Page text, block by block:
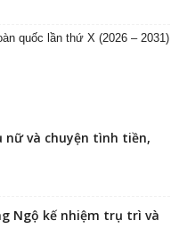
quốc lần thứ X (2026 – 2031)
nữ và chuyện tình tiền,
Ngộ kế nhiệm trụ trì và